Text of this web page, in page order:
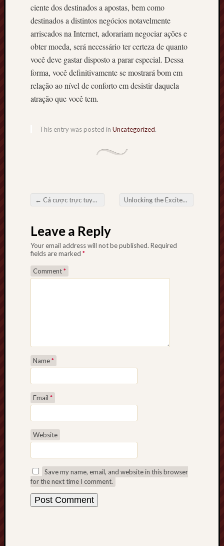
ciente dos destinados a apostas, bem como
destinados a distintos negócios notavelmente
arriscados na Internet, adorariam negociar ações e
obter moeda, será necessário ter certeza de quanto
você deve gastar disposto a parar especial. Dessa
forma, você definitivamente se mostrará bom em
relação ao nível de conforto em desistir daquela
atração que você tem.
This entry was posted in Uncategorized.
Post navigation
← Cá cược trực tuyến Các trang web trực tuyến Chỉ dành cho các môn thể thao cạnh tranh cuộc Unlocking the Excitement: The Thrilling World of Online Slots
Leave a Reply
Your email address will not be published. Required
fields are marked *
Comment*
Name*
Email *
Website
Save my name, email, and website in this browser
for the next time I comment.